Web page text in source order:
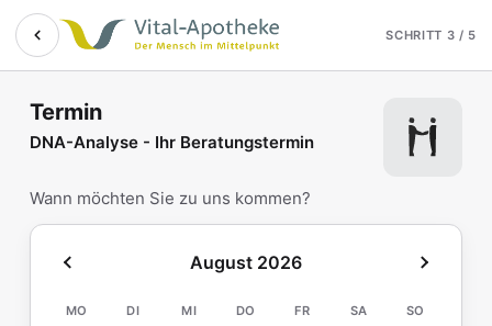
Zum Hauptinhalt springen
Termin online buchen
SCHRITT 3 / 5
Termin
DNA-Analyse - Ihr Beratungstermin
Wann möchten Sie zu uns kommen?
August 2026
MO DI MI DO FR SA SO